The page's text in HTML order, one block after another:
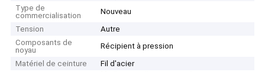
Type de
commercialisation
Nouveau
Tension
Autre
Composants de
noyau
Récipient à pression
Matériel de ceinture
Fil d'acier